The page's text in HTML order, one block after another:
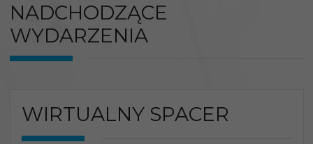
NADCHODZĄCE
WYDARZENIA
WIRTUALNY SPACER